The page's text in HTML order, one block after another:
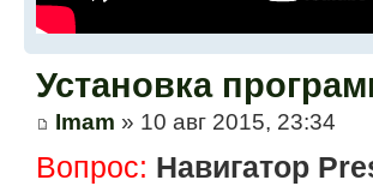
Установка
Imam » 10 авг 2015, 23:34
Вопрос: Навигатор